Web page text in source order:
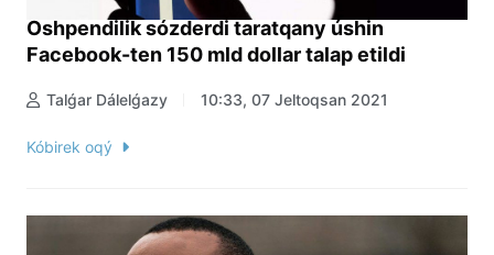
Óshpendilik sózderdi taratqany úshin
Facebook-ten 150 mld dollar talap etildi
Talǵar Dálelǵazy 10:33, 07 Jeltoqsan 2021
Kóbirek oqý